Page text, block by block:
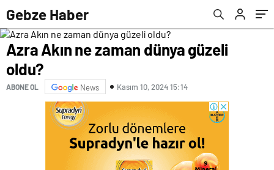
Gebze Haber
Azra Akın ne zaman dünya güzeli
oldu?
ABONE OL News Kasım 10, 2024 15:14